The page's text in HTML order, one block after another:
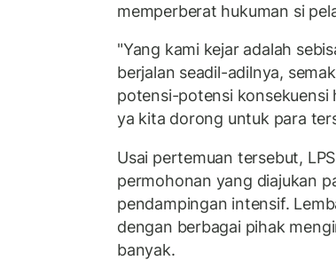
memperberat hukuman si
"Yang kami kejar adalah
berjalan seadil-adilnya,
potensi-potensi konsekuensi
ya kita dorong untuk para
Usai pertemuan tersebut,
permohonan yang diajukan
pendampingan intensif.
dengan berbagai pihak
banyak.